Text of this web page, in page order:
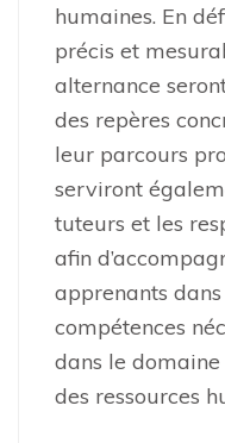
humaines. En
précis et
alternance
des repères
leur parcours
serviront
tuteurs et les
afin
apprenants dans
compétences
dans le
des ressources